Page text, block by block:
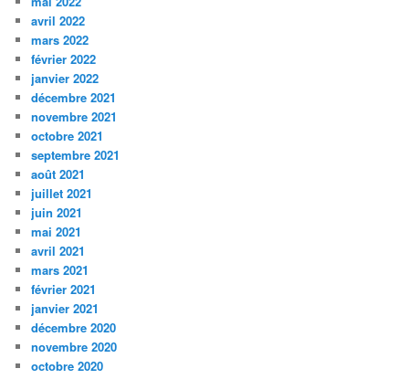
avril 2022
mars 2022
février 2022
janvier 2022
décembre 2021
novembre 2021
octobre 2021
septembre 2021
août 2021
juillet 2021
juin 2021
mai 2021
avril 2021
mars 2021
février 2021
janvier 2021
décembre 2020
novembre 2020
octobre 2020